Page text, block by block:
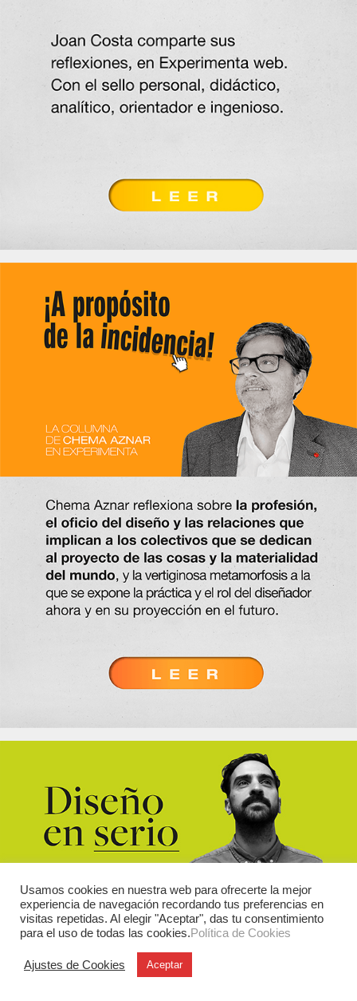
Usamos cookies en nuestra web para ofrecerte la mejor
experiencia de navegación recordando tus preferencias en
visitas repetidas. Al elegir "Aceptar", das tu consentimiento
para el uso de todas las cookies.Política de Cookies
Ajustes de Cookies Aceptar